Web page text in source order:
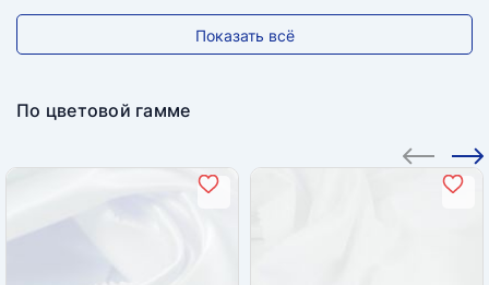
Показать всё
По цветовой гамме